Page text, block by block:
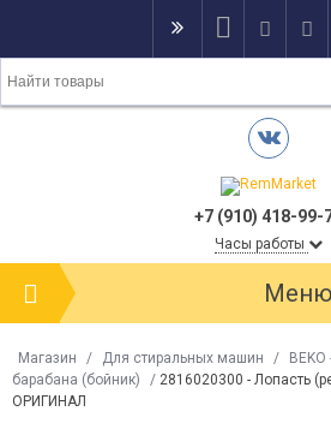
+7 (910) 418-99-
Часы работы
Меню
Магазин / Для стиральных машин / BEKO
барабана (бойник)
/ 2816020300 - Лопасть
ОРИГИНАЛ